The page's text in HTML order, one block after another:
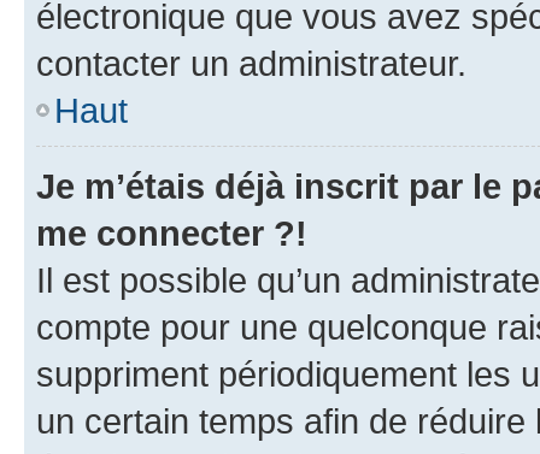
électronique que vous avez
contacter un administrateur.
Haut
Je m’étais déjà inscrit par le
me connecter ?!
Il est possible qu’un
compte pour une quelconque
suppriment périodiquement les
un certain temps afin de